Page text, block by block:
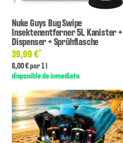
Nuke Guys Bug Swipe
Insektenentferner 5L Kanister +
Dispenser + Sprühflasche
39,99 €*
8,00 € por 1 l
disponible de inmediato